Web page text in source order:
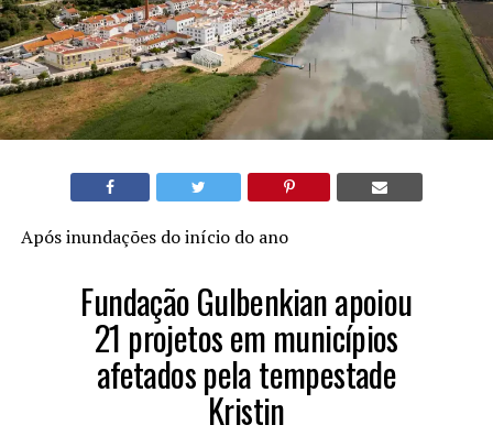
Após inundações do início do ano
Fundação Gulbenkian apoiou
21 projetos em municípios
afetados pela tempestade
Kristin